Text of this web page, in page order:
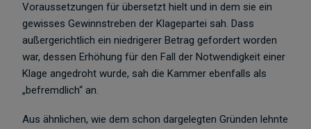
Voraussetzungen für übersetzt hielt und in dem sie ein
gewisses Gewinnstreben der Klagepartei sah. Dass
außergerichtlich ein niedrigerer Betrag gefordert worden
war, dessen Erhöhung für den Fall der Notwendigkeit einer
Klage angedroht wurde, sah die Kammer ebenfalls als
„befremdlich“ an.
Aus ähnlichen, wie dem schon dargelegten Gründen lehnte